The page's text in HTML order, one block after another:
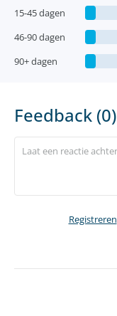
15-45 dagen
46-90 dagen
90+ dagen
Feedback (0)
Registreren